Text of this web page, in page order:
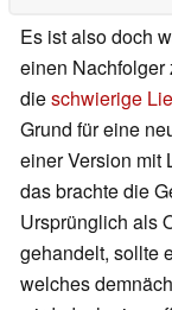
Es ist also doch
einen Nachfolger
dieschwierige
Grund für eine
einer Version mit
das brachte die
Ursprünglich als
gehandelt, sollte
welches